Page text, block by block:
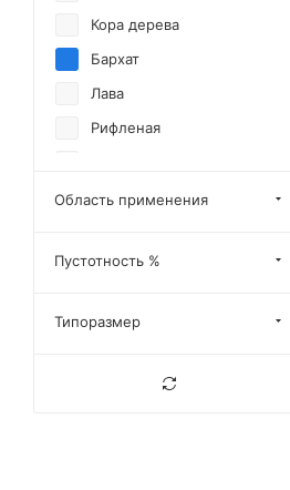
Кора дерева
Бархат
Лава
Рифленая
Скала
Антик с посыпкой
Гладкий
Область применения
Пустотность %
Типоразмер